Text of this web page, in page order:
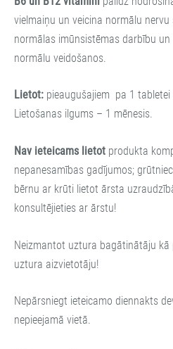
vielmaiņu un veicina normālu
normālas imūnsistēmas darbību
normālu veidošanos.
Lietot: pieaugušajiem pa 1
Lietošanas ilgums – 1 mēnesis.
Nav ieteicams lietot produkta
nepanesamības gadījumos;
bērnu ar krūti lietot ārsta
konsultējieties ar ārstu!
Neizmantot uztura bagātinātāju
uztura aizvietotāju!
Nepārsniegt ieteicamo diennakts
nepieejamā vietā.